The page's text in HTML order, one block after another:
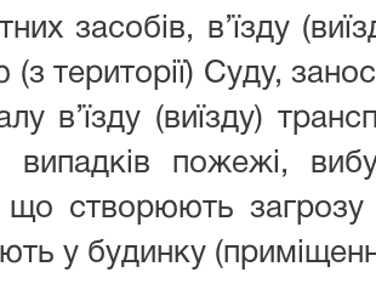
засобів, в’їзду
(з території) Суду,
в’їзду (виїзду)
випадків пожежі,
що створюють
у будинку